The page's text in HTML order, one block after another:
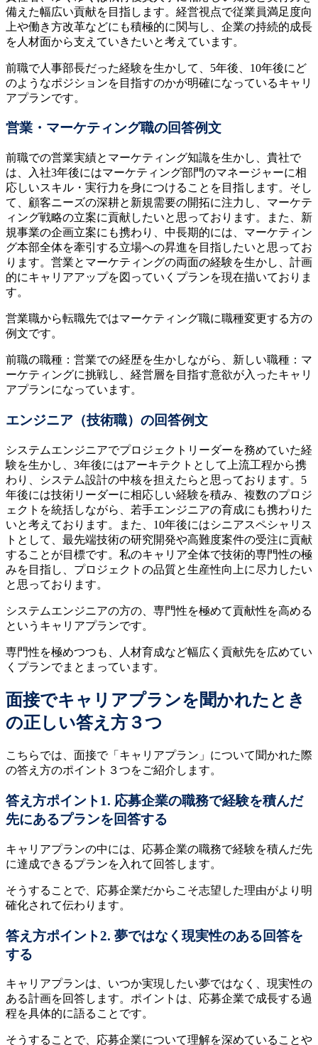
備えた幅広い貢献を目指します。経営視点で従業員満足度向
上や働き方改革などにも積極的に関与し、企業の持続的成長
を人材面から支えていきたいと考えています。
前職で人事部長だった経験を生かして、5年後、10年後にど
のようなポジションを目指すのかが明確になっているキャリ
アプランです。
営業・マーケティング職の回答例文
前職での営業実績とマーケティング知識を生かし、貴社で
は、入社3年後にはマーケティング部門のマネージャーに相
応しいスキル・実行力を身につけることを目指します。そし
て、顧客ニーズの深耕と新規需要の開拓に注力し、マーケテ
ィング戦略の立案に貢献したいと思っております。また、新
規事業の企画立案にも携わり、中長期的には、マーケティン
グ本部全体を牽引する立場への昇進を目指したいと思ってお
ります。営業とマーケティングの両面の経験を生かし、計画
的にキャリアアップを図っていくプランを現在描いておりま
す。
営業職から転職先ではマーケティング職に職種変更する方の
例文です。
前職の職種：営業での経歴を生かしながら、新しい職種：マ
ーケティングに挑戦し、経営層を目指す意欲が入ったキャリ
アプランになっています。
エンジニア（技術職）の回答例文
システムエンジニアでプロジェクトリーダーを務めていた経
験を生かし、3年後にはアーキテクトとして上流工程から携
わり、システム設計の中核を担えたらと思っております。5
年後には技術リーダーに相応しい経験を積み、複数のプロジ
ェクトを統括しながら、若手エンジニアの育成にも携わりた
いと考えております。また、10年後にはシニアスペシャリス
トとして、最先端技術の研究開発や高難度案件の受注に貢献
することが目標です。私のキャリア全体で技術的専門性の極
みを目指し、プロジェクトの品質と生産性向上に尽力したい
と思っております。
システムエンジニアの方の、専門性を極めて貢献性を高める
というキャリアプランです。
専門性を極めつつも、人材育成など幅広く貢献先を広めてい
くプランでまとまっています。
面接でキャリアプランを聞かれたとき
の正しい答え方３つ
こちらでは、面接で「キャリアプラン」について聞かれた際
の答え方のポイント３つをご紹介します。
答え方ポイント1. 応募企業の職務で経験を積んだ
先にあるプランを回答する
キャリアプランの中には、応募企業の職務で経験を積んだ先
に達成できるプランを入れて回答します。
そうすることで、応募企業だからこそ志望した理由がより明
確化されて伝わります。
答え方ポイント2. 夢ではなく現実性のある回答を
する
キャリアプランは、いつか実現したい夢ではなく、現実性の
ある計画を回答します。ポイントは、応募企業で成長する過
程を具体的に語ることです。
そうすることで、応募企業について理解を深めていることや